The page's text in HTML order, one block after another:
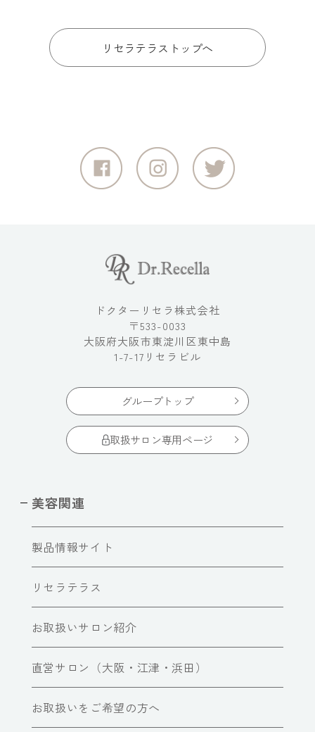
リセラテラストップへ
ドクターリセラ株式会社
〒533-0033
大阪府大阪市東淀川区東中島
1-7-17リセラビル
グループトップ
取扱サロン専用ページ
美容関連
製品情報サイト
リセラテラス
お取扱いサロン紹介
直営サロン（大阪・江津・浜田）
お取扱いをご希望の方へ